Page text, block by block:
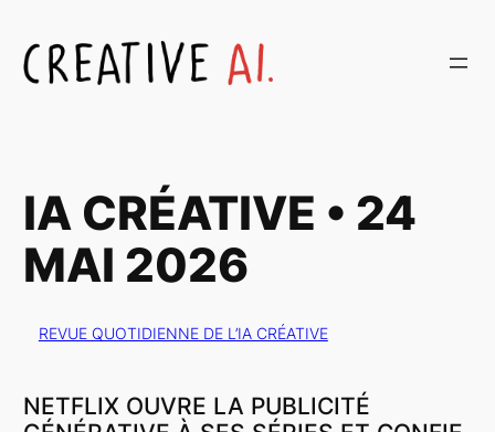
au
contenu
IA CRÉATIVE • 24
MAI 2026
REVUE QUOTIDIENNE DE L’IA CRÉATIVE
NETFLIX OUVRE LA PUBLICITÉ